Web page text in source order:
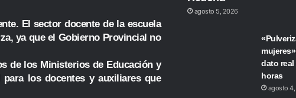
El sector docente de la escuela
ya que el Gobierno Provincial no
de los Ministerios de Educación y
los docentes y auxiliares que
agosto 5, 2026
dato
horas
agosto